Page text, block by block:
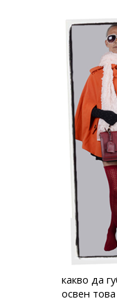
какво да
освен